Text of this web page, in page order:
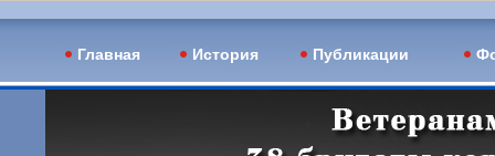
Главная История Публикации